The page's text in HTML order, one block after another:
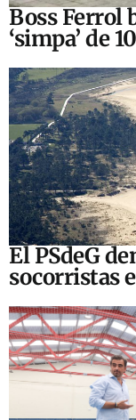
Boss Ferrol
‘simpa’ de
El PSdeG
socorristas